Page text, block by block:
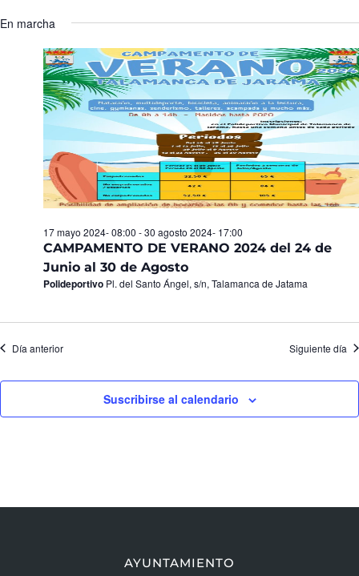
de
Eventos
fecha.
En marcha
CAMPAMENTO DE VERANO 2024 del 24 de
Junio al 30 de Agosto
17 mayo 2024- 08:00 -30 agosto 2024- 17:00
Polideportivo Pl. del Santo Ángel, s/n, Talamanca de Jatama
Día anterior Siguiente día
Suscribirse al calendario
AYUNTAMIENTO